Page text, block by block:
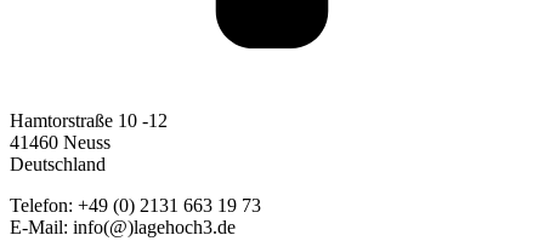
Hamtorstraße 10 -12
41460 Neuss
Deutschland
Telefon: +49 (0) 2131 663 19 73
E-Mail: info(@)lagehoch3.de